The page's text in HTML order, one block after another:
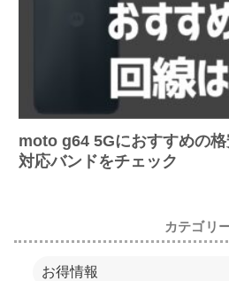
moto g64 5Gにおすすめの格
対応バンドをチェック
カテゴリ
お得情報